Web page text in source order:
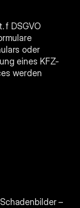
f DSGVO
oder
eines KFZ-
werden
–